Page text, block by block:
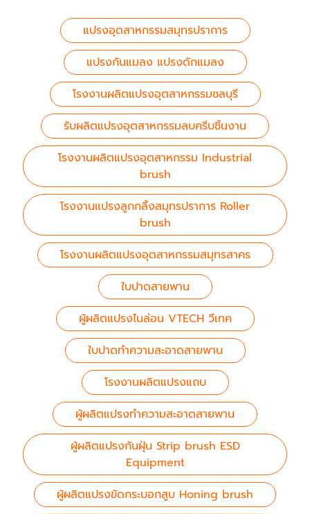
แปรงอุตสาหกรรมสมุทรปราการ
แปรงกันแมลง แปรงดักแมลง
โรงงานผลิตแปรงอุตสาหกรรมชลบุรี
รับผลิตแปรงอุตสาหกรรมลบครีบชิ้นงาน
โรงงานผลิตแปรงอุตสาหกรรม Industrial
brush
โรงงานแปรงลูกกลิ้งสมุทรปราการ Roller
brush
โรงงานผลิตแปรงอุตสาหกรรมสมุทรสาคร
ใบปาดสายพาน
ผู้ผลิตแปรงไนล่อน VTECH วีเทค
ใบปาดทำความสะอาดสายพาน
โรงงานผลิตแปรงแถบ
ผู้ผลิตแปรงทำความสะอาดสายพาน
ผู้ผลิตแปรงกันฝุ่น Strip brush ESD
Equipment
ผู้ผลิตแปรงขัดกระบอกสูบ Honing brush